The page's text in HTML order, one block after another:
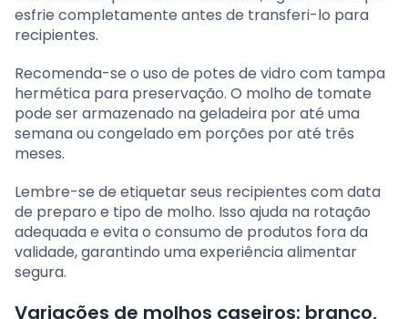
esfrie completamente antes de transferi-lo para
recipientes.
Recomenda-se o uso de potes de vidro com tampa
hermética para preservação. O molho de tomate
pode ser armazenado na geladeira por até uma
semana ou congelado em porções por até três
meses.
Lembre-se de etiquetar seus recipientes com data
de preparo e tipo de molho. Isso ajuda na rotação
adequada e evita o consumo de produtos fora da
validade, garantindo uma experiência alimentar
segura.
Variações de molhos caseiros: branco,